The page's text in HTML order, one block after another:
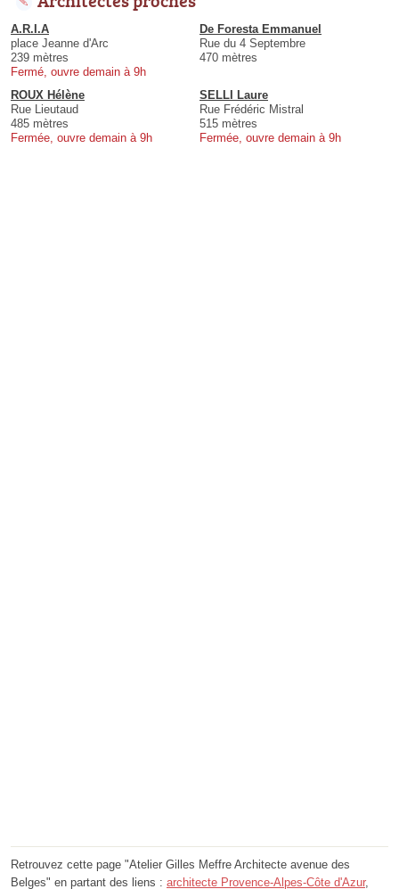
A.R.I.A
place Jeanne d'Arc
239 mètres
Fermé, ouvre demain à 9h
De Foresta Emmanuel
Rue du 4 Septembre
470 mètres
ROUX Hélène
Rue Lieutaud
485 mètres
Fermée, ouvre demain à 9h
SELLI Laure
Rue Frédéric Mistral
515 mètres
Fermée, ouvre demain à 9h
Retrouvez cette page "Atelier Gilles Meffre Architecte avenue des
Belges" en partant des liens : architecte Provence-Alpes-Côte d'Azur,